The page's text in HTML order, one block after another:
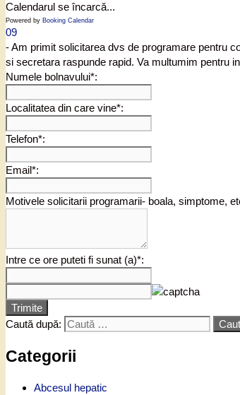
Calendarul se încarcă...
Powered by Booking Calendar
09
- Am primit solicitarea dvs de programare pentru
si secretara raspunde rapid. Va multumim pentru
Numele bolnavului*:
Localitatea din care vine*:
Telefon*:
Email*:
Motivele solicitarii programarii- boala, simptome,
Intre ce ore puteti fi sunat (a)*:
Trimite
Caută după:
Categorii
Abcesul hepatic